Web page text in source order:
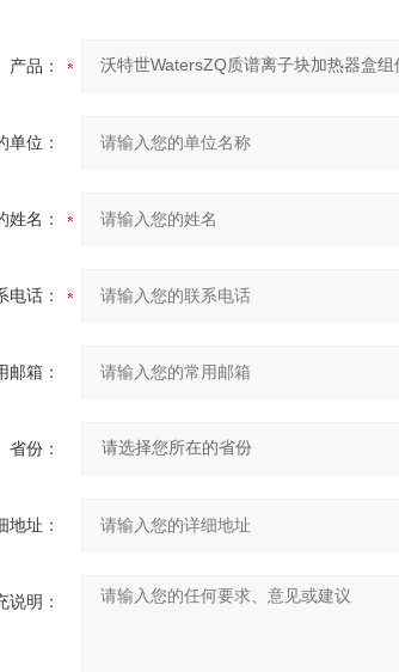
产品：
单位：
姓名：
电话：
邮箱：
省份：
地址：
说明：